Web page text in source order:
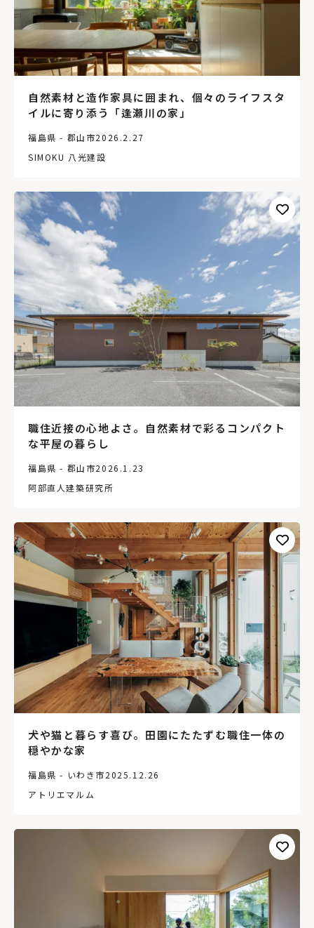
自然素材と造作家具に囲まれ、個々のライフスタ
イルに寄り添う「逢瀬川の家」
福島県 - 郡山市2026.2.27
SIMOKU 八光建設
職住近接の心地よさ。自然素材で彩るコンパクト
な平屋の暮らし
福島県 - 郡山市2026.1.23
阿部直人建築研究所
犬や猫と暮らす喜び。田園にたたずむ職住一体の
穏やかな家
福島県 - いわき市2025.12.26
アトリエマルム